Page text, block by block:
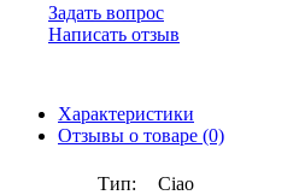
Задать вопрос
Написать отзыв
Характеристики
Отзывы о товаре (0)
Тип:
Ciao